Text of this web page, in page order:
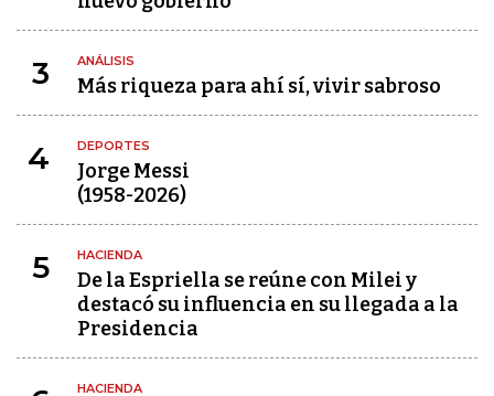
3 ANÁLISIS
Más riqueza para ahí sí, vivir sabroso
4 DEPORTES
Jorge Messi
(1958-2026)
5 HACIENDA
De la Espriella se reúne con Milei y
destacó su influencia en su llegada a la
Presidencia
HACIENDA